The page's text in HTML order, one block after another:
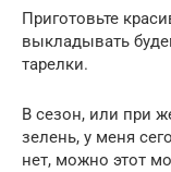
Приготовьте
выкладывать
тарелки.
В сезон, или при
зелень, у меня
нет, можно этот